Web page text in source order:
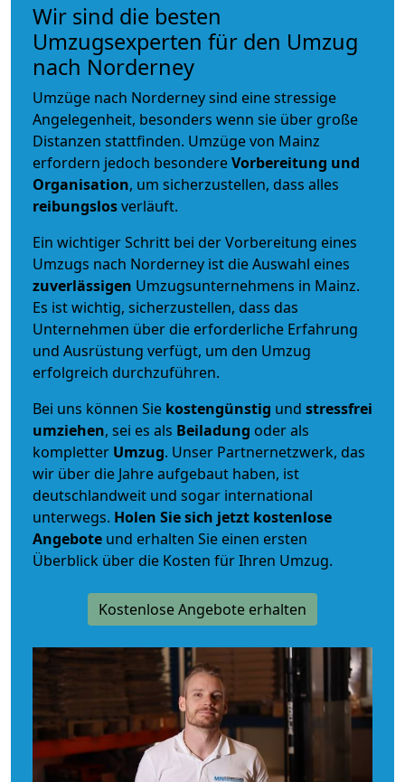
Wir sind die besten
Umzugsexperten für den Umzug
nach Norderney
Umzüge nach Norderney sind eine stressige
Angelegenheit, besonders wenn sie über große
Distanzen stattfinden. Umzüge von Mainz
erfordern jedoch besondereVorbereitung und
Organisation, um sicherzustellen, dass alles
reibungslosverläuft.
Ein wichtiger Schritt bei der Vorbereitung eines
Umzugs nach Norderney ist die Auswahl eines
zuverlässigen Umzugsunternehmens in Mainz.
Es ist wichtig, sicherzustellen, dass das
Unternehmen über die erforderliche Erfahrung
und Ausrüstung verfügt, um den Umzug
erfolgreich durchzuführen.
Bei uns können Sie kostengünstig und stressfrei
umziehen, sei es als Beiladung oder als
kompletter Umzug. Unser Partnernetzwerk, das
wir über die Jahre aufgebaut haben, ist
deutschlandweit und sogar international
unterwegs. Holen Sie sich jetzt kostenlose
Angebote und erhalten Sie einen ersten
Überblick über die Kosten für Ihren Umzug.
Kostenlose Angebote erhalten